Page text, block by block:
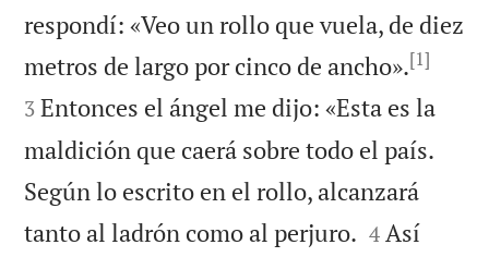
respondí: «Veo un rollo que vuela, de diez
metros de largo por cinco de ancho».[1]
3 Entonces el ángel me dijo: «Esta es la
maldición que caerá sobre todo el país.
Según lo escrito en el rollo, alcanzará
tanto al ladrón como al perjuro. 

4 Así